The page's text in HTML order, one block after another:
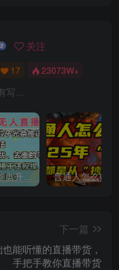
关注
17 23073W+
写...
一生所爱无人整蛊升级版9.0，利用动态噪点+光斑粒子光条推进的特效玩法，内附暴击、合并帧、干扰、去重的手法，实现24小时实时直播不违规操，单场日入1500+，小白也能无脑驾驭
下一篇
能听懂的直播带货，
手把手教你直播带货